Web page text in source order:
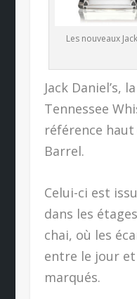
Les nouveaux
Jack Daniel’s,
Tennessee
référence
Barrel.
Celui-ci est
dans les
chai, où les
entre le jour
marqués.